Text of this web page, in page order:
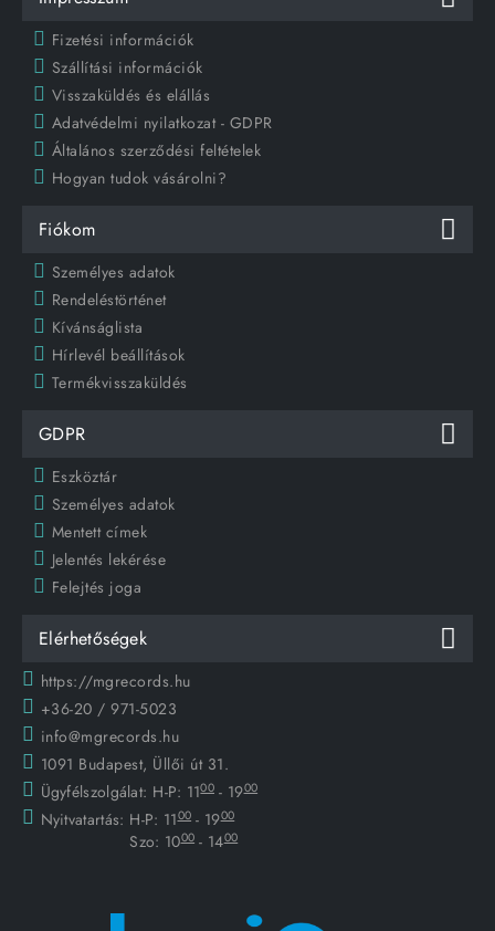
Fizetési információk
Szállítási információk
Visszaküldés és elállás
Adatvédelmi nyilatkozat - GDPR
Általános szerződési feltételek
Hogyan tudok vásárolni?
Fiókom
Személyes adatok
Rendeléstörténet
Kívánságlista
Hírlevél beállítások
Termékvisszaküldés
GDPR
Eszköztár
Személyes adatok
Mentett címek
Jelentés lekérése
Felejtés joga
Elérhetőségek
https://mgrecords.hu
+36-20 / 971-5023
info@mgrecords.hu
1091 Budapest, Üllői út 31.
Ügyfélszolgálat: H-P: 1100 - 1900
Nyitvatartás: H-P: 1100 - 1900
Szo: 1000 - 1400